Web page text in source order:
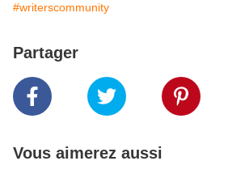
#writerscommunity
Partager
Vous aimerez aussi